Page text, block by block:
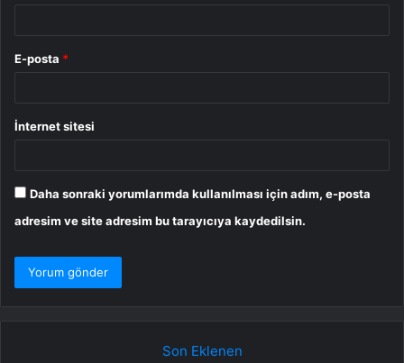
E-posta *
İnternet sitesi
Daha sonraki yorumlarımda kullanılması için adım, e-posta
adresim ve site adresim bu tarayıcıya kaydedilsin.
Son Eklenen